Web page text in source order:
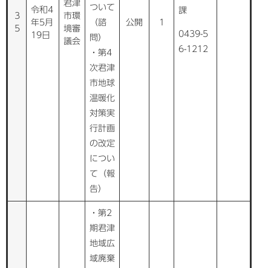
3
5
令和4
年5月
19日
君津
市環
境審
議会
ついて
（諮
問）
・第4
次君津
市地球
温暖化
対策実
行計画
の改定
につい
て（報
告）
公開 1
課
0439-5
6-1212
・第2
期君津
地域広
域廃棄